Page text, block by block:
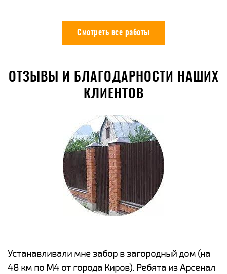
Смотреть все работы
ОТЗЫВЫ И БЛАГОДАРНОСТИ НАШИХ
КЛИЕНТОВ
Устанавливали мне забор в загородный дом (на
48 км по М4 от города Киров). Ребята из Арсенал